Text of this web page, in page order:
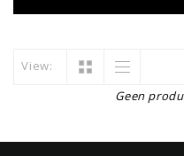
View:
Geen